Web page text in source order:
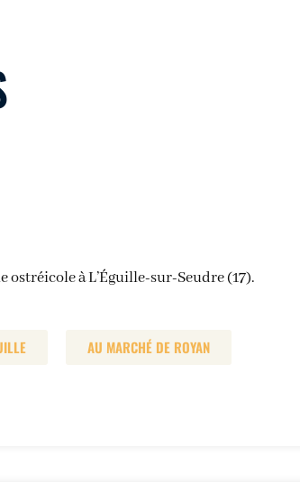
ostréicole à L’Éguille-sur-Seudre(17).
AU MARCHÉ DE ROYAN